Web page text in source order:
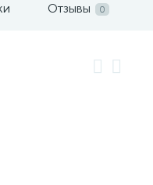
Отзывы 0